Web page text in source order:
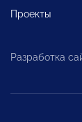
Проекты
Разработка